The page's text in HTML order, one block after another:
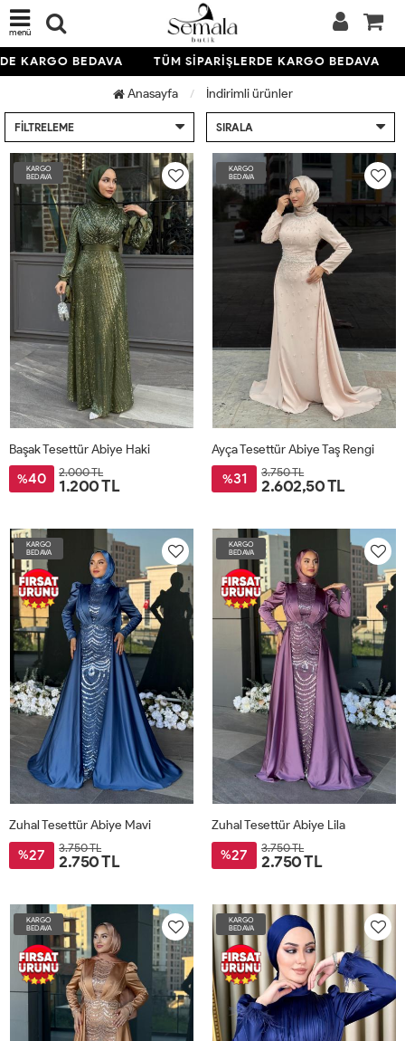
menü
BEDAVA TÜM SİPARİŞLERDE KARGO BEDAVA
Anasayfa İndirimli ürünler
FILTRELEME SIRALA
KARGO
BEDAVA
Başak Tesettür Abiye Haki
%40 2.000 TL
1.200 TL
KARGO
BEDAVA
Ayça Tesettür Abiye Taş Rengi
%31 3.750 TL
2.602,50 TL
KARGO
BEDAVA
Zuhal Tesettür Abiye Mavi
%27 3.750 TL
2.750 TL
KARGO
BEDAVA
Zuhal Tesettür Abiye Lila
%27 3.750 TL
2.750 TL
KARGO
BEDAVA
KARGO
BEDAVA